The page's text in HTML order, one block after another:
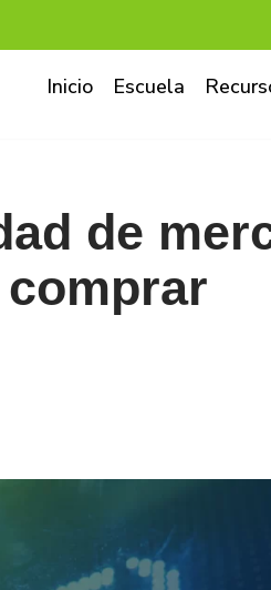
Inicio Escuela
de